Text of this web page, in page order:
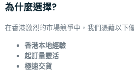
為什麼選擇?
在香港激烈的市場競爭中，我們憑藉以下
香港本地經驗
起訂量靈活
極速交貨